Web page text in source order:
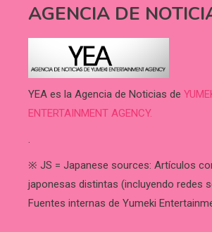
AGENCIA DE
YEA es la Agencia de Noticias de
ENTERTAINMENT AGENCY.
.
※ JS = Japanese sources: Artículos
japonesas distintas (incluyendo redes
Fuentes internas de Yumeki